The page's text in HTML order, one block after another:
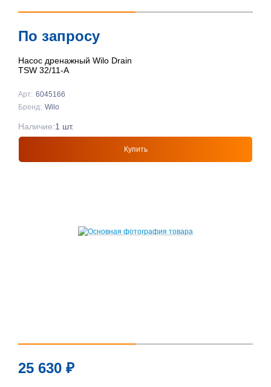
По запросу
Насос дренажный Wilo Drain
TSW 32/11-A
Арт: 6045166
Бренд: Wilo
Купить
Наличие:1 шт.
25 630 ₽